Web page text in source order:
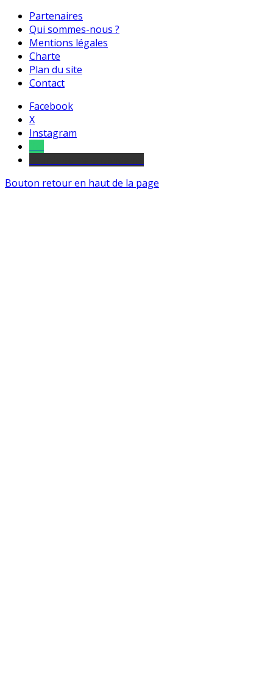
Partenaires
Qui sommes-nous ?
Mentions légales
Charte
Plan du site
Contact
Facebook
X
Instagram
Bouton retour en haut de la page